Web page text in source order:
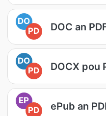
DO
PD
DOC an
DO
PD
DOCX pou
EP
PD
ePub an